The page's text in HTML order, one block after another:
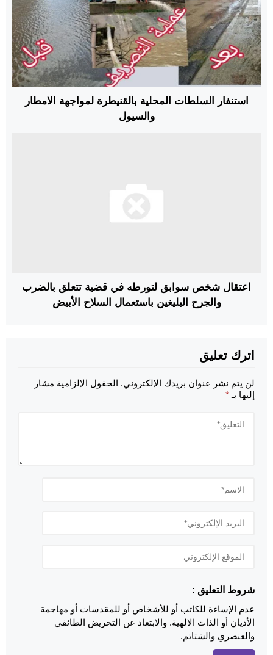
استنفار السلطات المحلية بالقنيطرة لمواجهة الامطار
والسيول
اعتقال شخص سوابق لتورطه في قضية تتعلق بالضرب
والجرح البليغين باستعمال السلاح الأبيض
اترك تعليق
لن يتم نشر عنوان بريدك الإلكتروني. الحقول الإلزامية مشار
إليها بـ *
شروط التعليق :
عدم الإساءة للكاتب أو للأشخاص أو للمقدسات أو مهاجمة
الأديان أو الذات الالهية. والابتعاد عن التحريض الطائفي
والعنصري والشتائم.